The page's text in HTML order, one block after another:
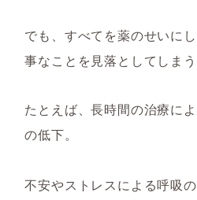
でも、すべてを薬のせいに
事なことを見落としてしまう
たとえば、長時間の治療に
の低下。
不安やストレスによる呼吸